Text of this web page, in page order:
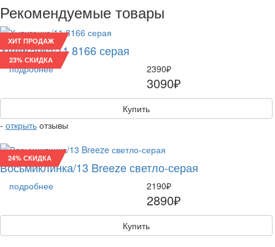
Рекомендуемые товары
ХИТ ПРОДАЖ
23% СКИДКА
Хулиганка/11 8166 серая
подробнее 2390₽
3090₽
Купить
- открыть отзывы
24% СКИДКА
Восьмиклинка/13 Breeze светло-серая
подробнее 2190₽
2890₽
Купить